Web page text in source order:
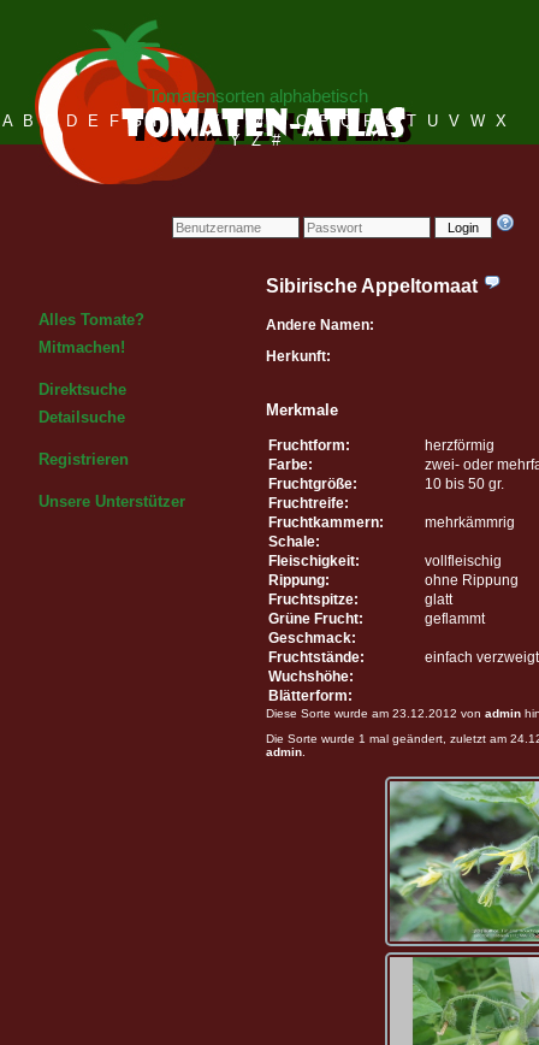
Login
Tomatensorten alphabetisch
A B C D E F G H I J K L M N O P Q R S T U V W X
Y Z #
Alles Tomate?
Mitmachen!
Direktsuche
Detailsuche
Registrieren
Unsere Unterstützer
Sibirische Appeltomaat
Andere Namen:
Herkunft:
Merkmale
Fruchtform:
herzförmig
Farbe:
zwei- oder
Fruchtgröße:
10 bis 50 gr.
Fruchtreife:
Fruchtkammern:
mehrkämmrig
Schale:
Fleischigkeit:
vollfleischig
Rippung:
ohne Rippung
Fruchtspitze:
glatt
Grüne Frucht:
geflammt
Geschmack:
Fruchtstände:
einfach verzweigt
Wuchshöhe:
Blätterform:
Diese Sorte wurde am 23.12.2012 von admin
Die Sorte wurde 1 mal geändert, zuletzt am
admin